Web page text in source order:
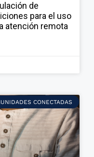
de
para el uso
atención remota
CONECTADAS